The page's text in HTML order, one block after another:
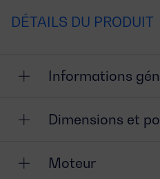
DÉTAILS DU PRODUIT
Informations
Dimensions et
Moteur